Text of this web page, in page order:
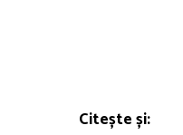
Citește și: